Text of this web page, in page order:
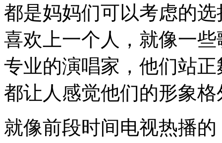
都是妈妈们可以考虑的
喜欢上一个人，就像一
专业的演唱家，他们站
都让人感觉他们的形象
就像前段时间电视热播